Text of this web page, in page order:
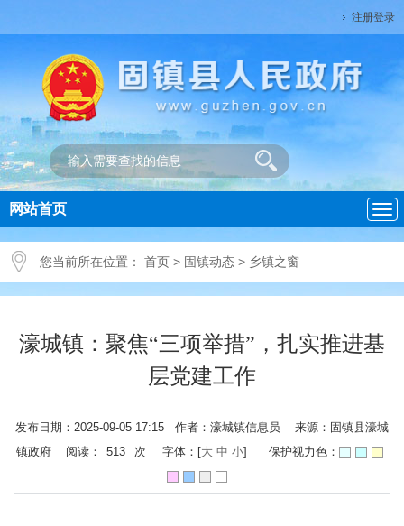
注册登录
导
航
网站首页
您当前所在位置： 首页 > 固镇动态 > 乡镇之窗
濠城镇：聚焦“三项举措”，扎实推进基
层党建工作
发布日期：2025-09-05 17:15 作者：濠城镇信息员 来源：固镇县濠城
镇政府 阅读：
513 次 字体：[大 中 小] 保护视力色：